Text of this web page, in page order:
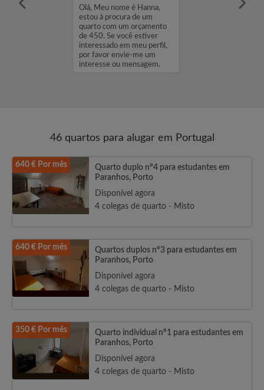
Olá, Meu nome é Hanna,
estou à procura de um
quarto com um orçamento
de 450. Se você estiver
interessado em meu perfil,
por favor envie-me um
interesse ou mensagem.
46 quartos para alugar em Portugal
640 € Por mês
Quarto duplo nº4 para estudantes em
Paranhos, Porto
Disponível agora
4 colegas de quarto - Misto
640 € Por mês
Quartos duplos nº3 para estudantes em
Paranhos, Porto
Disponível agora
4 colegas de quarto - Misto
350 € Por mês
Quarto individual nº1 para estudantes em
Paranhos, Porto
Disponível agora
4 colegas de quarto - Misto